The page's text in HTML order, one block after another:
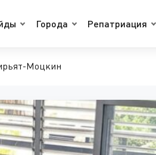
Города Репатриация
Моцкин